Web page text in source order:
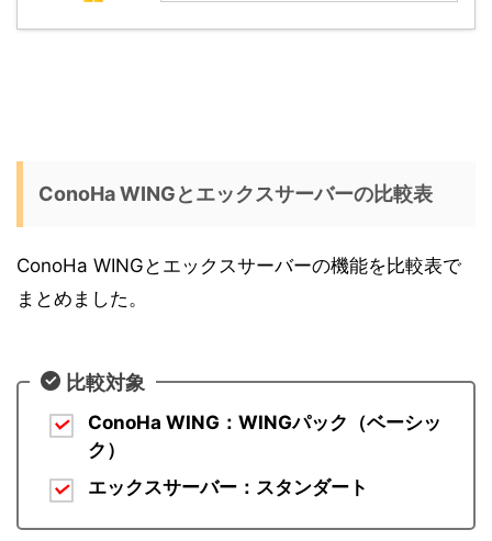
ConoHa WINGとエックスサーバーの比較表
ConoHa WINGとエックスサーバーの機能を比較表で
まとめました。
比較対象
ConoHa WING：WINGパック（ベーシッ
ク）
エックスサーバー：スタンダート